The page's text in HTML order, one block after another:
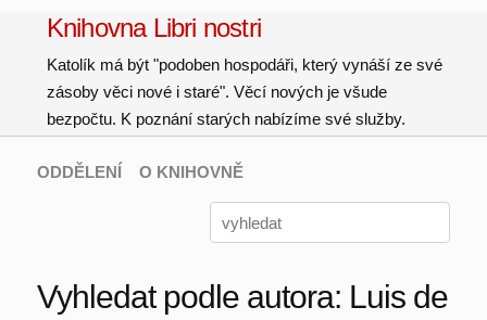
Knihovna Libri nostri
Katolík má být "podoben hospodáři, který vynáší ze své
zásoby věci nové i staré". Věcí nových je všude
bezpočtu. K poznání starých nabízíme své služby.
ODDĚLENÍ O KNIHOVNĚ
Vyhledat podle autora: Luis de